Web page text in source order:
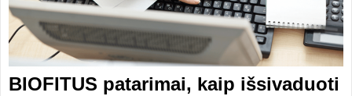
BIOFITUS patarimai, kaip išsivaduoti